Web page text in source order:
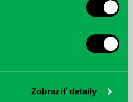
Zobraziť detaily